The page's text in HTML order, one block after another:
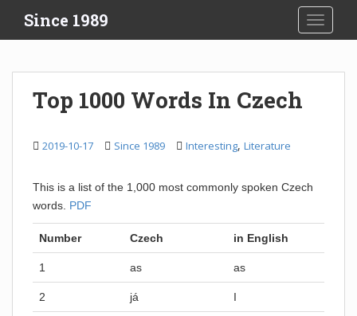
i
Since 1989
Top 1000 Words In Czech
2019-10-17 Since 1989 Interesting, Literature
This is a list of the 1,000 most commonly spoken Czech
words. PDF
Number Czech in English
1 as as
2 já I